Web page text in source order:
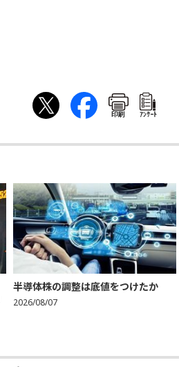
印刷 ｱﾝｹｰﾄ
半導体株の調整は底値をつけたか
2026/08/07